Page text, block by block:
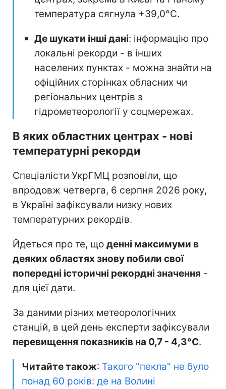
температура сягнула +39,0°C.
Де шукати інші дані: інформацію про
локальні рекорди - в інших
населених пунктах - можна знайти на
офіційних сторінках обласних чи
регіональних центрів з
гідрометеорології у соцмережах.
В яких областних центрах - нові
температурні рекорди
Спеціалісти УкрГМЦ розповіли, що
впродовж четверга, 6 серпня 2026 року,
в Україні зафіксували низку нових
температурних рекордів.
Йдеться про те, що денні максимуми в
деяких областях знову побили свої
попередні історичні рекордні значення -
для цієї дати.
За даними різних метеорологічних
станцій, в цей день експерти зафіксували
перевищення показників на 0,7 - 4,3°C.
Читайте також: Такого "пекла" не було
понад 60 років: де на Волині